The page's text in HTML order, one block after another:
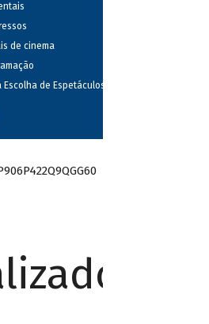
de cinema
de Espetáculos